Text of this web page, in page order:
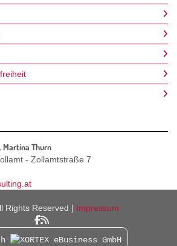
Martina Thurn
- Zollamtstraße 7
Rights Reserved Impressum